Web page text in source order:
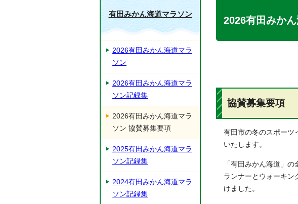
2026有田みか
協賛募集要項
有田市の冬のスポーツ
いたします。
「有田みかん海道」
ランナーとウォーキン
けました。
有田みかん海道マラソン
2026有田みかん海道マラ
ソン
2026有田みかん海道マラ
ソン記録集
2026有田みかん海道マラ
ソン 協賛募集要項
2025有田みかん海道マラ
ソン記録集
2024有田みかん海道マラ
ソン記録集